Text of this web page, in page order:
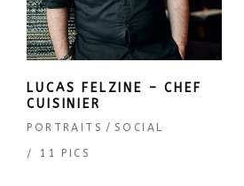
LUCAS FELZINE – CHEF
CUISINIER
PORTRAITS SOCIAL
11 PICS